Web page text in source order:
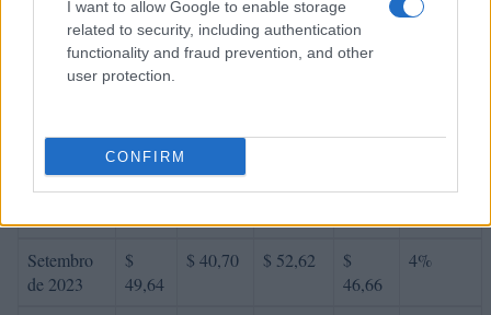
I want to allow Google to enable storage
related to security, including authentication
functionality and fraud prevention, and other
user protection.
CONFIRM
37,59
36,65
Junho de
$
41,72
$ 35,88 $ 47,14
$
45,89
Agosto de
$
$ 42,00 $ 56,32
$
4%
Setembro
de 2023
$
49,64
$ 40,70 $ 52,62
$
46,66
4%